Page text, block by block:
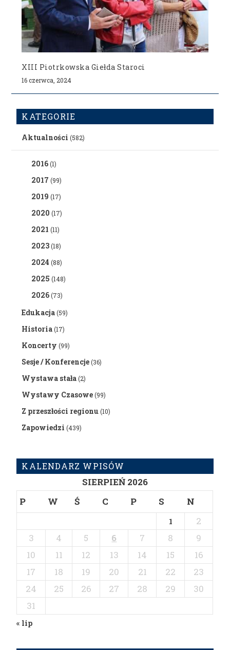
XIII Piotrkowska Giełda Staroci
16 czerwca, 2024
KATEGORIE
Aktualności (582)
2016(1)
2017 (99)
2019 (17)
2020 (17)
2021 (11)
2023(18)
2024 (88)
2025 (148)
2026(73)
Edukacja(59)
Historia(17)
Koncerty (99)
Sesje / Konferencje(36)
Wystawa stała(2)
Wystawy Czasowe(99)
Z przeszłości regionu(10)
Zapowiedzi (439)
KALENDARZ WPISÓW
SIERPIEŃ 2026
P
W Ś C P S N
1
2
3
4 5 6 7 8
9
10
11 12 13 14 15
16
17
18 19 20 21 22
23
24
25 26 27 28 29
30
31
« lip